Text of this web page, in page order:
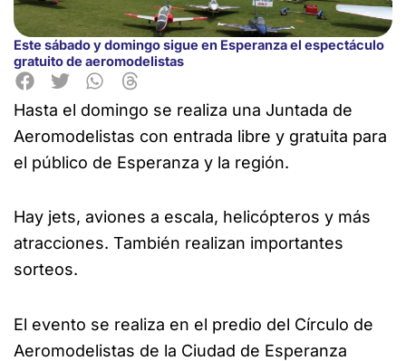
Este sábado y domingo sigue en Esperanza el espectáculo
gratuito de aeromodelistas
Hasta el domingo se realiza una Juntada de
Aeromodelistas con entrada libre y gratuita para
el público de Esperanza y la región.
Hay jets, aviones a escala, helicópteros y más
atracciones. También realizan importantes
sorteos.
El evento se realiza en el predio del Círculo de
Aeromodelistas de la Ciudad de Esperanza